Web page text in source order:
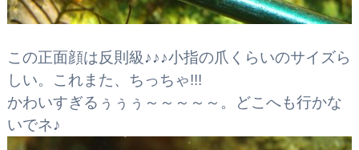
この正面顔は反則級♪♪♪小指の爪くらいのサイズら
しい。これまた、ちっちゃ!!!
かわいすぎるぅぅぅ～～～～～。どこへも行かな
いでネ♪